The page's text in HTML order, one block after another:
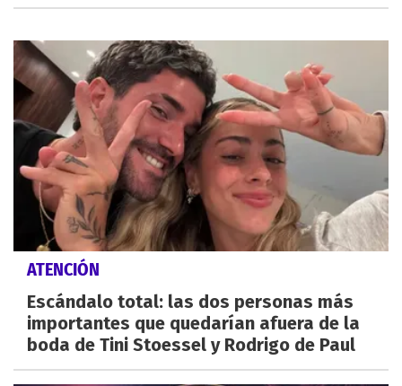
ATENCIÓN
Escándalo total: las dos personas más
importantes que quedarían afuera de la
boda de Tini Stoessel y Rodrigo de Paul